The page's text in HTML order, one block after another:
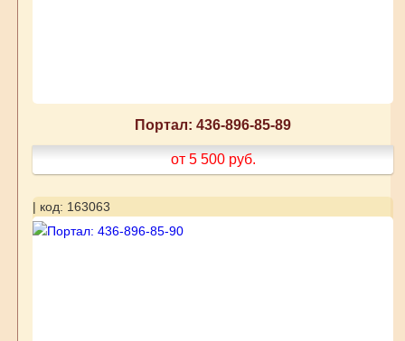
Портал: 436-896-85-89
от 5 500 руб.
| код: 163063